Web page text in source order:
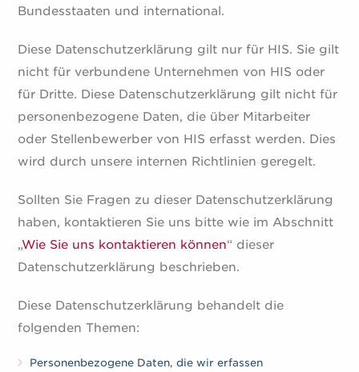
Bundesstaaten und international.
Diese Datenschutzerklärung gilt nur für HIS. Sie gilt
nicht für verbundene Unternehmen von HIS oder
für Dritte. Diese Datenschutzerklärung gilt nicht für
personenbezogene Daten, die über Mitarbeiter
oder Stellenbewerber von HIS erfasst werden. Dies
wird durch unsere internen Richtlinien geregelt.
Sollten Sie Fragen zu dieser Datenschutzerklärung
haben, kontaktieren Sie uns bitte wie im Abschnitt
„Wie Sie uns kontaktieren können“ dieser
Datenschutzerklärung beschrieben.
Diese Datenschutzerklärung behandelt die
folgenden Themen:
Personenbezogene Daten, die wir erfassen